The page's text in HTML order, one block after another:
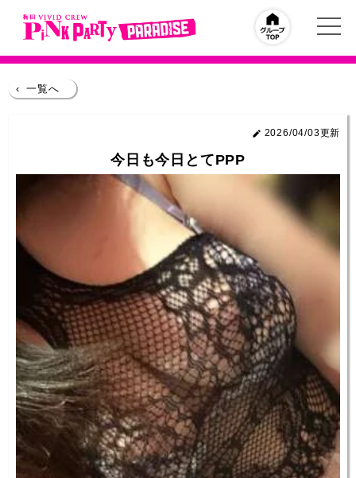
‹ 一覧へ
2026/04/03更新
今日も今日とてPPP